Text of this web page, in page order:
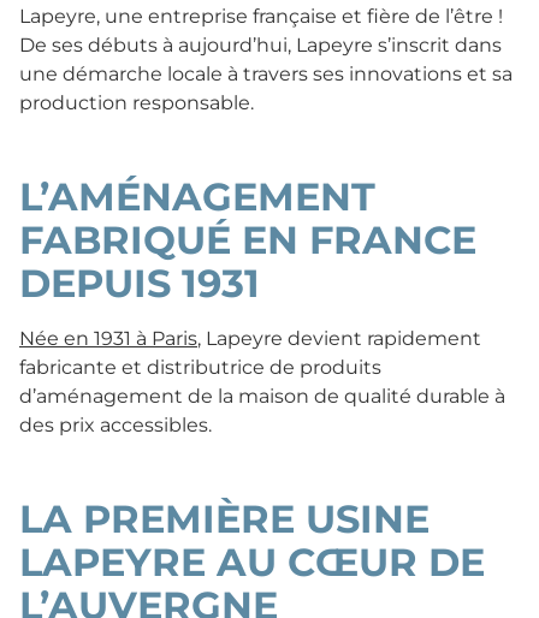
Lapeyre, une entreprise française et fière de l’être !
De ses débuts à aujourd’hui, Lapeyre s’inscrit dans
une démarche locale à travers ses innovations et sa
production responsable.
L’AMÉNAGEMENT
FABRIQUÉ EN FRANCE
DEPUIS 1931
Née en 1931 à Paris, Lapeyre devient rapidement
fabricante et distributrice de produits
d’aménagement de la maison de qualité durable à
des prix accessibles.
LA PREMIÈRE USINE
LAPEYRE AU CŒUR DE
L’AUVERGNE